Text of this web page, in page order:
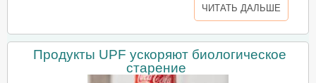
ЧИТАТЬ ДАЛЬШЕ
Продукты UPF ускоряют биологическое
старение